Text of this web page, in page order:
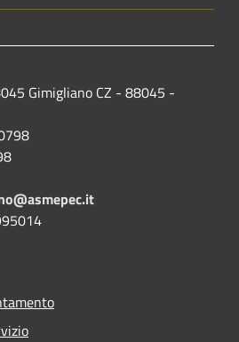
Gimigliano CZ - 88045 -